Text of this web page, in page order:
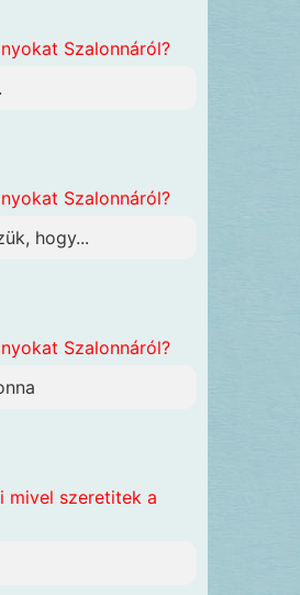
Szalonnáról?
Szalonnáról?
hogy...
Szalonnáról?
mivel szeretitek a